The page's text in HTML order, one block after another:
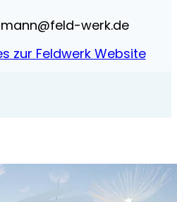
werk.de
zur Feldwerk Website